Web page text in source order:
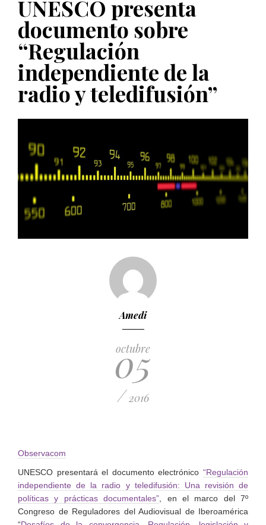
PUBLICADO EL 5 ENERO, 2023
UNESCO presenta
documento sobre
“Regulación
independiente de la
radio y teledifusión”
Amedi
octubre
05
/ 2016
Observacom
UNESCO presentará el documento electrónico “Regulación
independiente de la radio y teledifusión: Una revisión de
políticas y prácticas documentales” , en el marco del 7º
Congreso de Reguladores del Audiovisual de Iberoamérica